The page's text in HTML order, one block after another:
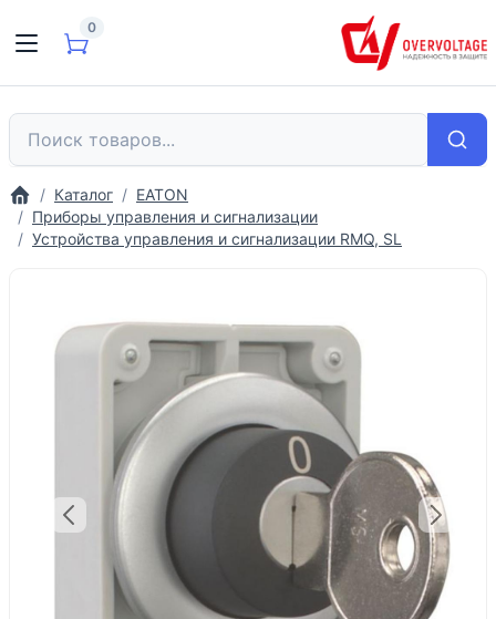
0
Каталог
EATON
Приборы управления и сигнализации
Устройства управления и сигнализации RMQ, SL